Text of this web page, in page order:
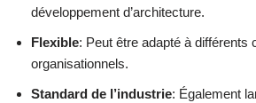
développement d’architecture.
Flexible: Peut être adapté à différents
organisationnels.
Standard de l’industrie: Également